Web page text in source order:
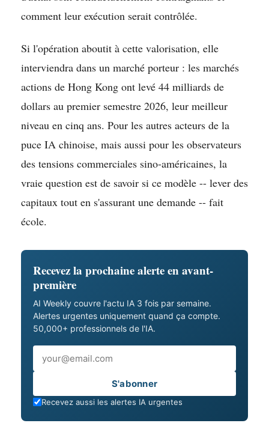
comment leur exécution serait contrôlée.
Si l'opération aboutit à cette valorisation, elle
interviendra dans un marché porteur : les marchés
actions de Hong Kong ont levé 44 milliards de
dollars au premier semestre 2026, leur meilleur
niveau en cinq ans. Pour les autres acteurs de la
puce IA chinoise, mais aussi pour les observateurs
des tensions commerciales sino-américaines, la
vraie question est de savoir si ce modèle -- lever des
capitaux tout en s'assurant une demande -- fait
école.
Recevez la prochaine alerte en avant-
première
AI Weekly couvre l'actu IA 3 fois par semaine.
Alertes urgentes uniquement quand ça compte.
50,000+ professionnels de l'IA.
S'abonner
Recevez aussi les alertes IA urgentes